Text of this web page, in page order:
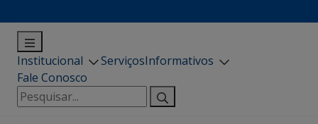
Institucional ServiçosInformativos
Fale Conosco
Pesquisar
por: